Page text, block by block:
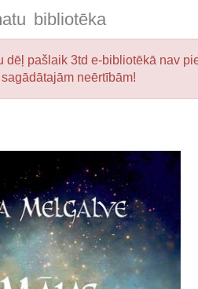
bibliotēka
dēļ pašlaik 3td e-bibliotēkā nav
neērtībām!